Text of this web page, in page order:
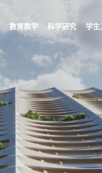
教育教学 科学研究 学生